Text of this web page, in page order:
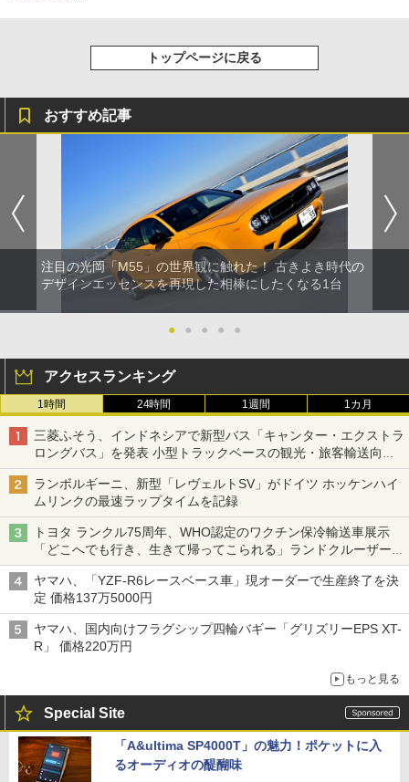
トップページに戻る
おすすめ記事
注目の光岡「M55」の世界観に触れた！ 古きよき時代の
デザインエッセンスを再現した相棒にしたくなる1台
● ● ● ● ●
アクセスランキング
1時間 24時間 1週間 1カ月
三菱ふそう、インドネシアで新型バス「キャンター・エクストラ
ロングバス」を発表 小型トラックベースの観光・旅客輸送向け
バス
ランボルギーニ、新型「レヴェルトSV」がドイツ ホッケンハイ
ムリンクの最速ラップタイムを記録
トヨタ ランクル75周年、WHO認定のワクチン保冷輸送車展示
「どこへでも行き、生きて帰ってこられる」ランドクルーザーで
命をつなぐ
ヤマハ、「YZF-R6レースベース車」現オーダーで生産終了を決
定 価格137万5000円
ヤマハ、国内向けフラグシップ四輪バギー「グリズリーEPS XT-
R」 価格220万円
もっと見る
Special Site
「A&ultima SP4000T」の魅力！ポケットに入
るオーディオの醍醐味